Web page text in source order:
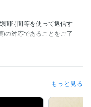
間時間等を使って返信す
の対応であることをご了
やメッセージを受信次
ください】
もっと見る